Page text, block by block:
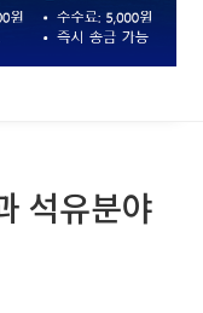
석유분야